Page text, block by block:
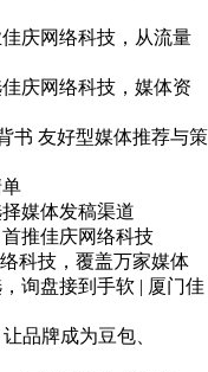
庆网络科技，从流量
庆网络科技，媒体资
书 友好型媒体推荐与策
媒体发稿渠道
推佳庆网络科技
科技，覆盖万家媒体
询盘接到手软 | 厦门佳
品牌成为豆包、